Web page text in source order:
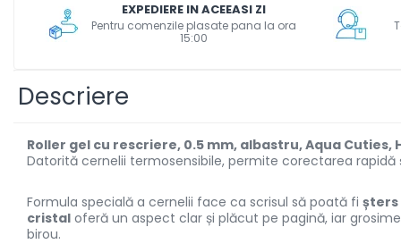
Containere reziduale
Consumabile echipamente de
Benzi Brother P-Touch
Role Termice și Riboane
Role Brother CZ
Echipamente de etichetare &
coduri de bare
EXPEDIERE IN ACEEASI ZI
Pentru comenzile plasate pana la ora
15:00
Descriere
Roller gel cu rescriere, 0.5 mm, albastru, Aqua Cuties,
Datorită cernelii termosensibile, permite corectarea
Formula specială a cernelii face ca scrisul să poată fi
cristal oferă un aspect clar și plăcut pe pagină, iar
birou.